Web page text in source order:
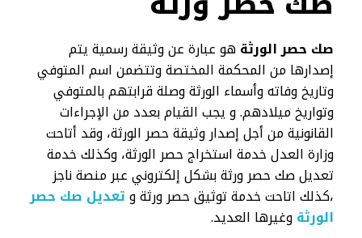
صك حصر الورثةهو عبارة عن وثيقة رسمية يتم
إصدارها من المحكمة المختصة وتتضمن اسم المتوفي
وتاريخ وفاته وأسماء الورثة وصلة قرابتهم بالمتوفي
وتواريخ ميلادهم. و يجب القيام بعدد من الإجراءات
القانونية من أجل إصدار وثيقة حصر الورثة، وقد أتاحت
وزارة العدل خدمة استخراج حصر الورثة، وكذلك خدمة
تعديل صك حصر ورثة بشكل إلكتروني عبر منصة ناجز
،كذلك اتاحت خدمة توثيق حصر ورثة وتعديل صك حصر
الورثةوغيرها العديد.